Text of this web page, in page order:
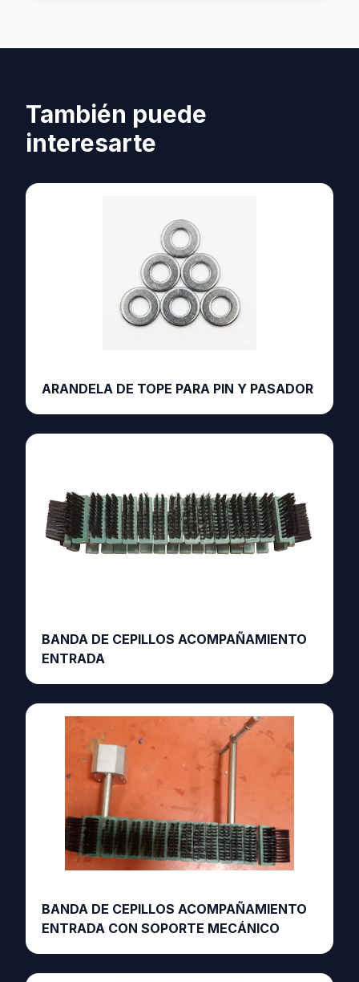
También puede
interesarte
ARANDELA DE TOPE PARA PIN Y PASADOR
BANDA DE CEPILLOS ACOMPAÑAMIENTO
ENTRADA
BANDA DE CEPILLOS ACOMPAÑAMIENTO
ENTRADA CON SOPORTE MECÁNICO